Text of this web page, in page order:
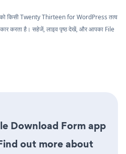
किसी Twenty Thirteen for WordPress तत्व
करता है। सहेजें, लाइव पृष्ठ देखें, और आपका File
Download Form app
out more about